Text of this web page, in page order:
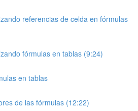
referencias de celda en fórmulas
fórmulas en tablas (9:24)
en tablas
de las fórmulas (12:22)